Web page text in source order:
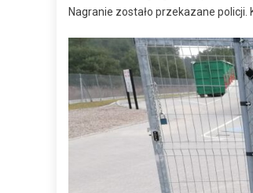
Nagranie zostało przekazane